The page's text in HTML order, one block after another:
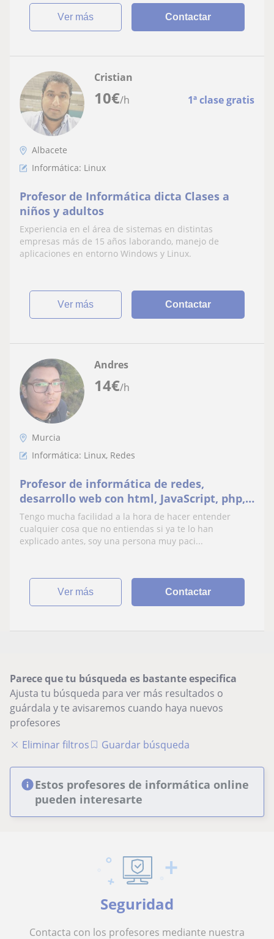
ver más Contactar
10€/h 1ª clase gratis
Cristian
Albacete
Informática: Linux
Profesor de Informática dicta Clases a
niños y adultos
Experiencia en el área de sistemas en distintas
empresas más de 15 años laborando, manejo de
aplicaciones en entorno Windows y Linux.
ver más Contactar
14€/h
Andres
Murcia
Informática: Linux, Redes
Profesor de informática de redes,
desarrollo web con html, JavaScript, php,
css, jQuery. Administración de servidores
AD, Linux.
Tengo mucha facilidad a la hora de hacer entender
cualquier cosa que no entiendas si ya te lo han
explicado antes, soy una persona muy paci...
ver más Contactar
Parece que tu búsqueda es bastante especifica
Ajusta tu búsqueda para ver más resultados o
guárdala y te avisaremos cuando haya nuevos
profesores
Eliminar filtros
Guardar búsqueda
Estos profesores de informática online
pueden interesarte
Seguridad
Contacta con los profesores mediante nuestra